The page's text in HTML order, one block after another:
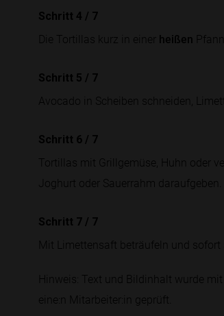
Schritt 4 / 7
Die Tortillas kurz in einer heißen
Schritt 5 / 7
Avocado in Scheiben schneiden,
Schritt 6 / 7
Tortillas mit Grillgemüse, Huhn oder
Joghurt oder Sauerrahm daraufgeben.
Schritt 7 / 7
Mit Limettensaft beträufeln und sofort
Hinweis: Text und Bildinhalt wurde
eine:n Mitarbeiter:in geprüft.